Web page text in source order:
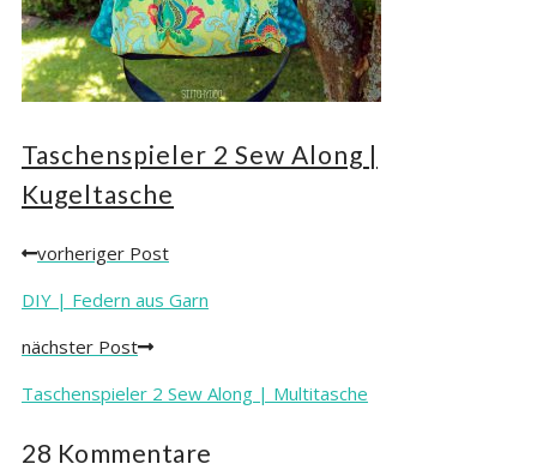
Taschenspieler 2 Sew Along |
Kugeltasche
Posts
navigation
vorheriger Post
DIY | Federn aus Garn
nächster Post
Taschenspieler 2 Sew Along | Multitasche
28 Kommentare